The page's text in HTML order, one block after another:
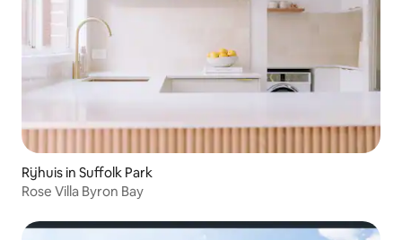
Rijhuis in Suffolk Park
Rose Villa Byron Bay